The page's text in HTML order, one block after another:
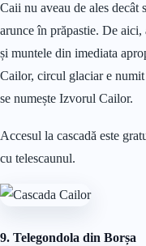
Caii nu aveau de ales decât
arunce în prăpastie. De
și muntele din imediata
Cailor, circul glaciar e
se numește Izvorul Cailor.
Accesul la cascadă este
cu telescaunul.
9. Telegondola din Borșa